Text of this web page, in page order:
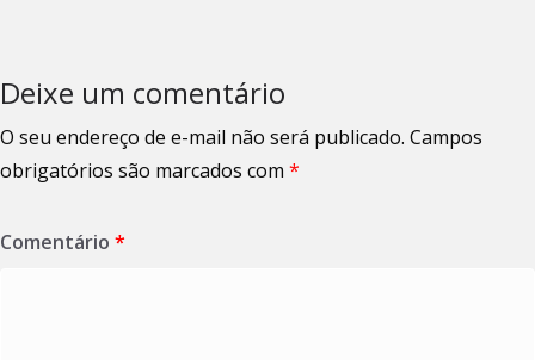
Deixe um comentário
O seu endereço de e-mail não será publicado. Campos
obrigatórios são marcados com *
Comentário *